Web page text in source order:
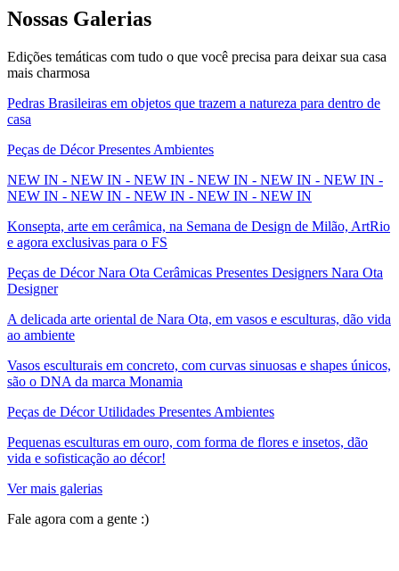
Nossas Galerias
Edições temáticas com tudo o que você precisa para deixar sua casa
mais charmosa
Pedras Brasileiras em objetos que trazem a natureza para dentro de
casa
Peças de Décor Presentes Ambientes
NEW IN - NEW IN - NEW IN - NEW IN - NEW IN - NEW IN -
NEW IN - NEW IN - NEW IN - NEW IN - NEW IN
Konsepta, arte em cerâmica, na Semana de Design de Milão, ArtRio
e agora exclusivas para o FS
Peças de Décor Nara Ota Cerâmicas Presentes Designers Nara Ota
Designer
A delicada arte oriental de Nara Ota, em vasos e esculturas, dão vida
ao ambiente
Vasos esculturais em concreto, com curvas sinuosas e shapes únicos,
são o DNA da marca Monamia
Peças de Décor Utilidades Presentes Ambientes
Pequenas esculturas em ouro, com forma de flores e insetos, dão
vida e sofisticação ao décor!
Ver mais galerias
Fale agora com a gente :)